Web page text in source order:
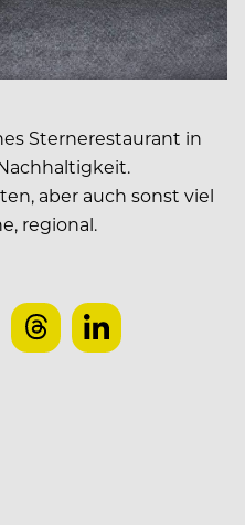
Sternerestaurant in
aber auch sonst viel
regional.